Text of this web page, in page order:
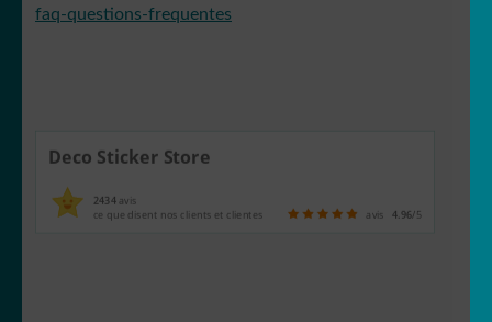
faq-questions-frequentes
Deco Sticker Store
2434avis
ce que disent nos clients et clientes avis 4.96/5